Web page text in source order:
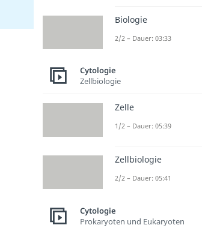
Biologie
2/2 – Dauer: 03:33
Cytologie
Zellbiologie
Zelle
1/2 – Dauer: 05:39
Zellbiologie
2/2 – Dauer: 05:41
Cytologie
Prokaryoten und Eukaryoten